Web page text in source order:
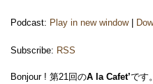
Podcast: Play in new window|
Subscribe: RSS
Bonjour ! 第21回のA la Cafet’です